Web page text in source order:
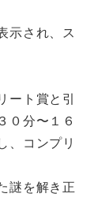
示され、ス
ート賞と引
０分〜１６
、コンプリ
謎を解き正